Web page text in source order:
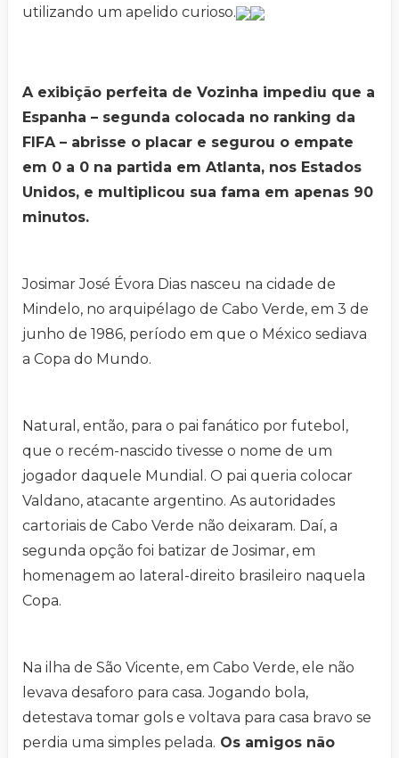
utilizando um apelido curioso.
A exibição perfeita de Vozinha impediu que a
Espanha – segunda colocada no ranking da
FIFA – abrisse o placar e segurou o empate
em 0 a 0 na partida em Atlanta, nos Estados
Unidos, e multiplicou sua fama em apenas 90
minutos.
Josimar José Évora Dias nasceu na cidade de
Mindelo, no arquipélago de Cabo Verde, em 3 de
junho de 1986, período em que o México sediava
a Copa do Mundo.
Natural, então, para o pai fanático por futebol,
que o recém-nascido tivesse o nome de um
jogador daquele Mundial. O pai queria colocar
Valdano, atacante argentino. As autoridades
cartoriais de Cabo Verde não deixaram. Daí, a
segunda opção foi batizar de Josimar, em
homenagem ao lateral-direito brasileiro naquela
Copa.
Na ilha de São Vicente, em Cabo Verde, ele não
levava desaforo para casa. Jogando bola,
detestava tomar gols e voltava para casa bravo se
perdia uma simples pelada. Os amigos não